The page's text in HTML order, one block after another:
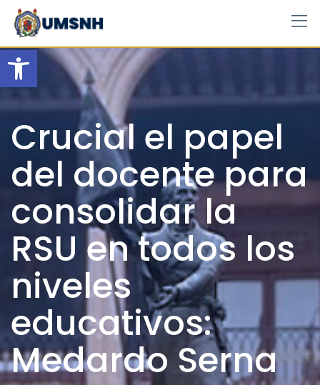
Open toolbar
Skip
content
Crucial el papel
del docente para
consolidar la
RSU en todos los
niveles
educativos:
Medardo Serna